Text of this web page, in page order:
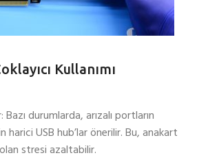
Kullanımı
durumlarda, arızalı portların
harici USB hub’lar önerilir. Bu, anakart
stresi azaltabilir.